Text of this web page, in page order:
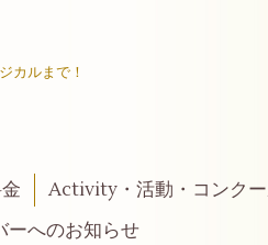
カルまで！
Activity・活動・コンク
ーへのお知らせ